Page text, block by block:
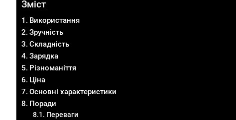
Зміст
Використання
Зручність
Складність
Зарядка
Різноманіття
Ціна
Основні характеристики
Поради
Переваги